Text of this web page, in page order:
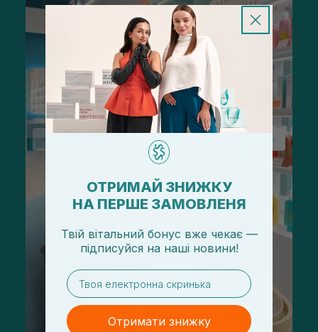
ОТРИМАЙ ЗНИЖКУ
НА ПЕРШЕ ЗАМОВЛЕНЯ
Твій вітальний бонус вже чекає —
підписуйся на наші новини!
email
Отримати знижку